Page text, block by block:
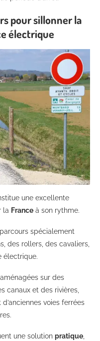
pour sillonner la
électrique
une excellente
la France à son rythme.
spécialement
des rollers, des cavaliers,
électrique.
sur des
canaux et des rivières,
voies ferrées
une solution pratique